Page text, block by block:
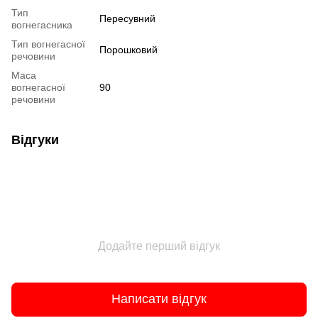
Тип
вогнегасника
Пересувний
Тип вогнегасної
речовини
Порошковий
Маса
вогнегасної
речовини
90
Відгуки
Додайте перший відгук
Написати відгук